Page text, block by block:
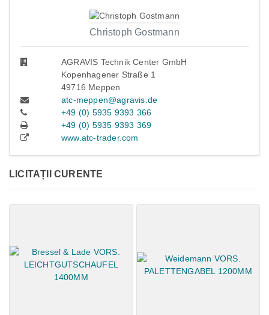
Christoph Gostmann
AGRAVIS Technik Center GmbH
Kopenhagener Straße 1
49716 Meppen
atc-meppen@agravis.de
+49 (0) 5935 9393 366
+49 (0) 5935 9393 369
www.atc-trader.com
LICITAȚII CURENTE